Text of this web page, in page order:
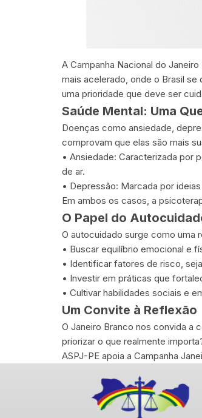
A Campanha Nacional do
mais acelerado, onde o Brasil
uma prioridade que deve ser
Saúde Mental: Uma
Doenças como ansiedade,
comprovam que elas são mais
• Ansiedade: Caracterizada por
de ar.
• Depressão: Marcada por
Em ambos os casos, a
O Papel do
O autocuidado surge como uma
• Buscar equilíbrio emocional e
• Identificar fatores de risco,
• Investir em práticas que
• Cultivar habilidades sociais e
Um Convite à Reflexão
O Janeiro Branco nos convida a
priorizar o que realmente
ASPJ-PE apoia a Campanha